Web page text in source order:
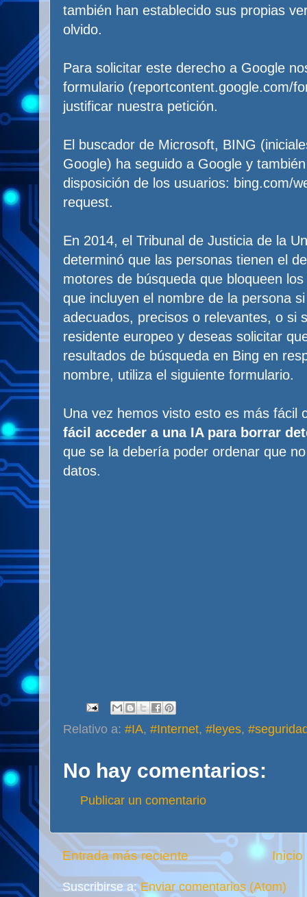
también han establecido sus propias
olvido.
Para solicitar este derecho a Google
formulario (reportcontent.google.com/
justificar nuestra petición.
El buscador de Microsoft, BING
Google) ha seguido a Google y
disposición de los usuarios: bing.com/
request.
En 2014, el Tribunal de Justicia de la
determinó que las personas tienen el
motores de búsqueda que bloqueen
que incluyen el nombre de la persona
adecuados, precisos o relevantes, o si
residente europeo y deseas solicitar
resultados de búsqueda en Bing en
nombre, utiliza el siguiente formulario.
Una vez hemos visto esto es más fácil
fácil acceder a una IA para borrar
que se la debería poder ordenar que
datos.
Relativo a:#IA,#Internet,#leyes,
No hay comentarios:
Publicar un comentario
Entrada más reciente Inicio
Suscribirse a:Enviar comentarios (Atom)